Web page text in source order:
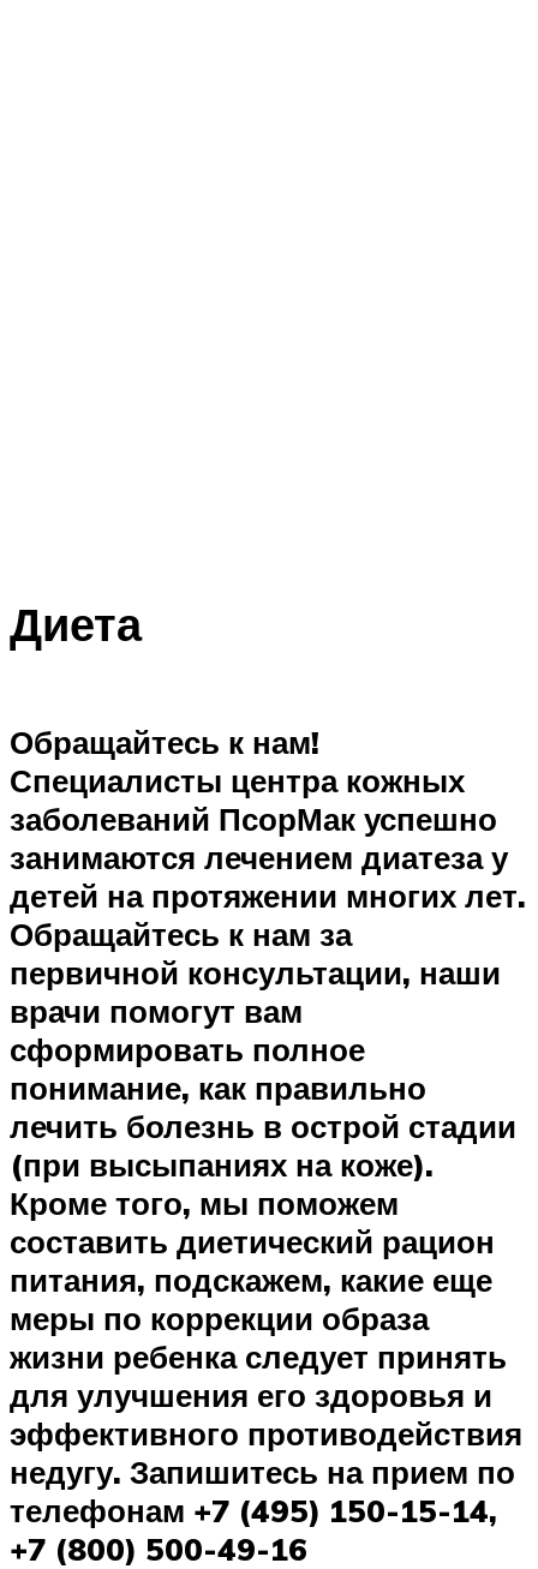
Диета
Обращайтесь к нам!
Специалисты центра кожных
заболеваний ПсорМак успешно
занимаются лечением диатеза у
детей на протяжении многих лет.
Обращайтесь к нам за
первичной консультации, наши
врачи помогут вам
сформировать полное
понимание, как правильно
лечить болезнь в острой стадии
(при высыпаниях на коже).
Кроме того, мы поможем
составить диетический рацион
питания, подскажем, какие еще
меры по коррекции образа
жизни ребенка следует принять
для улучшения его здоровья и
эффективного противодействия
недугу. Запишитесь на прием по
телефонам +7 (495) 150-15-14,
+7 (800) 500-49-16